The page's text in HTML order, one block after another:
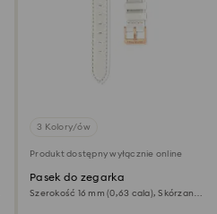
3 Kolory/ów
Produkt dostępny wyłącznie online
Pasek do zegarka
Szerokość 16 mm (0,63 cala), Skórzany